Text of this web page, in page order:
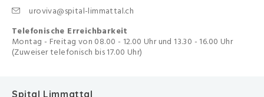
uroviva@spital-limmattal.ch
Telefonische Erreichbarkeit
Montag - Freitag von 08.00 - 12.00 Uhr und 13.30 - 16.00 Uhr
(Zuweiser telefonisch bis 17.00 Uhr)
Spital Limmattal